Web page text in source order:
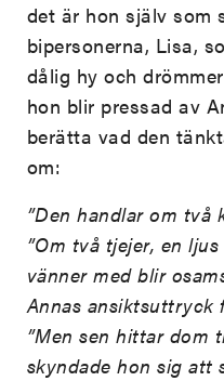
det är hon själv som
bipersonerna, Lisa,
dålig hy och
hon blir pressad av
berätta vad den
om:
”Den handlar om två
”Om två tjejer, en
vänner med blir
Annas ansiktsuttryck
”Men sen hittar dom
skyndade hon sig att